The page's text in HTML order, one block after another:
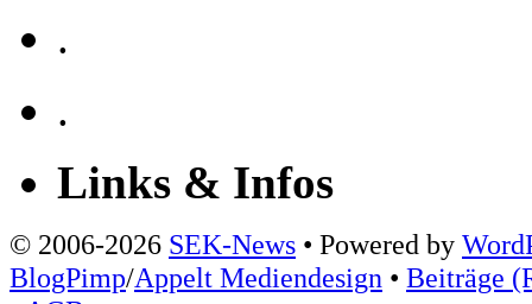
.
.
Links & Infos
© 2006-2026 SEK-News • Powered by
BlogPimp/Appelt Mediendesign • Beiträge